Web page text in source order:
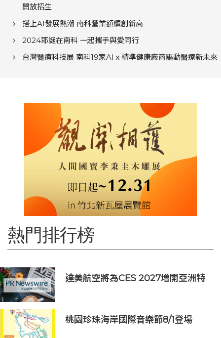
開放招生
搭上AI發展熱潮 南科營業額續創新高
2024耶誕在南科 一起攜手與愛同行
台灣醫療科技展 南科19家AIｘ精準健康廠商驅動醫療新未來
熱門排行榜
達美航空將為CES 2027增開亞洲特
桃園珍珠海岸國際音樂節8/1登場